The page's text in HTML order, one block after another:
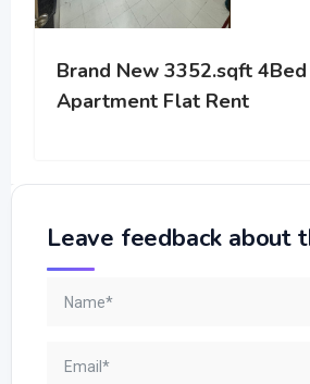
Brand New 3352.sqft
Apartment Flat Rent
Leave feedback about